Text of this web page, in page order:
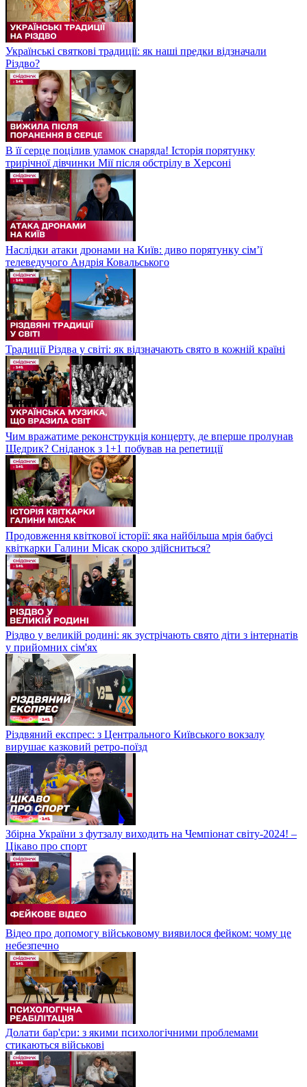
Українські святкові традиції: як наші предки відзначали
Різдво?
В її серце поцілив уламок снаряда! Історія порятунку
трирічної дівчинки Мії після обстрілу в Херсоні
Наслідки атаки дронами на Київ: диво порятунку сім’ї
телеведучого Андрія Ковальського
Традиції Різдва у світі: як відзначають свято в кожній країні
Чим вражатиме реконструкція концерту, де вперше пролунав
Щедрик? Сніданок з 1+1 побував на репетиції
Продовження квіткової історії: яка найбільша мрія бабусі
квіткарки Галини Місак скоро здійсниться?
Різдво у великій родині: як зустрічають свято діти з інтернатів
у прийомних сім'ях
Різдвяний експрес: з Центрального Київського вокзалу
вирушає казковий ретро-поїзд
Збірна України з футзалу виходить на Чемпіонат світу-2024! –
Цікаво про спорт
Відео про допомогу військовому виявилося фейком: чому це
небезпечно
Долати бар'єри: з якими психологічними проблемами
стикаються військові